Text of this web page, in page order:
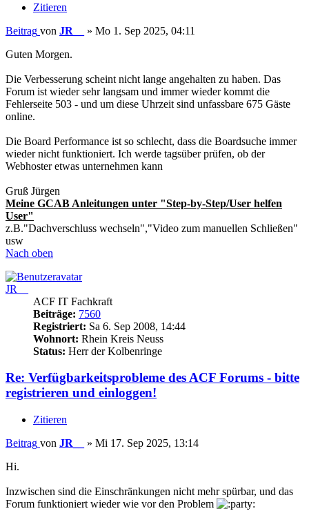
Zitieren
Beitrag von JR__ » Mo 1. Sep 2025, 04:11
Guten Morgen.
Die Verbesserung scheint nicht lange angehalten zu haben. Das
Forum ist wieder sehr langsam und immer wieder kommt die
Fehlerseite 503 - und um diese Uhrzeit sind unfassbare 675 Gäste
online.
Die Board Performance ist so schlecht, dass die Boardsuche immer
wieder nicht funktioniert. Ich werde tagsüber prüfen, ob der
Webhoster etwas unternehmen kann
Gruß Jürgen
Meine GCAB Anleitungen unter "Step-by-Step/User helfen
User"
z.B."Dachverschluss wechseln","Video zum manuellen Schließen"
usw
Nach oben
JR__
ACF IT Fachkraft
Beiträge: 7560
Registriert: Sa 6. Sep 2008, 14:44
Wohnort: Rhein Kreis Neuss
Status: Herr der Kolbenringe
Re: Verfügbarkeitsprobleme des ACF Forums - bitte
registrieren und einloggen!
Zitieren
Beitrag von JR__ » Mi 17. Sep 2025, 13:14
Hi.
Inzwischen sind die Einschränkungen nicht mehr spürbar, und das
Forum funktioniert wieder wie vor den Problem